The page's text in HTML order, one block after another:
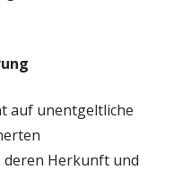
auf unentgeltliche
Herkunft und